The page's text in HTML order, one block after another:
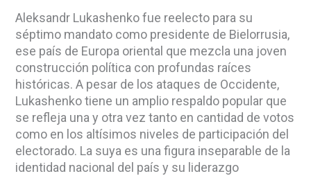
Aleksandr Lukashenko fue reelecto para su
séptimo mandato como presidente de Bielorrusia,
ese país de Europa oriental que mezcla una joven
construcción política con profundas raíces
históricas. A pesar de los ataques de Occidente,
Lukashenko tiene un amplio respaldo popular que
se refleja una y otra vez tanto en cantidad de votos
como en los altísimos niveles de participación del
electorado. La suya es una figura inseparable de la
identidad nacional del país y su liderazgo